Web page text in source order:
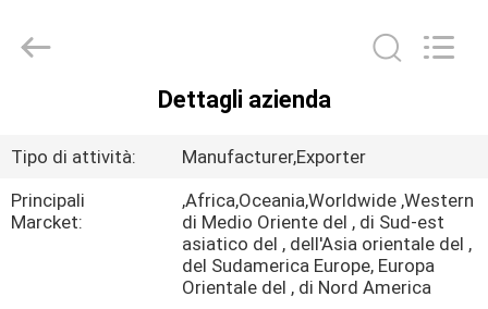
PRODOTTI
TECH
POWER
Dettagli azienda
Tipo di attività:
Manufacturer,Exporter
Principali
Marcket:
,Africa,Oceania,Worldwide ,Western
di Medio Oriente del , di Sud-est
asiatico del , dell'Asia orientale del ,
del Sudamerica Europe, Europa
Orientale del , di Nord America